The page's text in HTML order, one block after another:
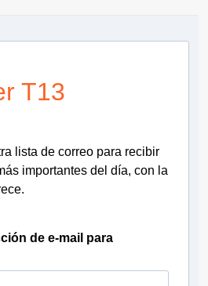
T13
lista de correo para recibir
importantes del día, con la
de e-mail para